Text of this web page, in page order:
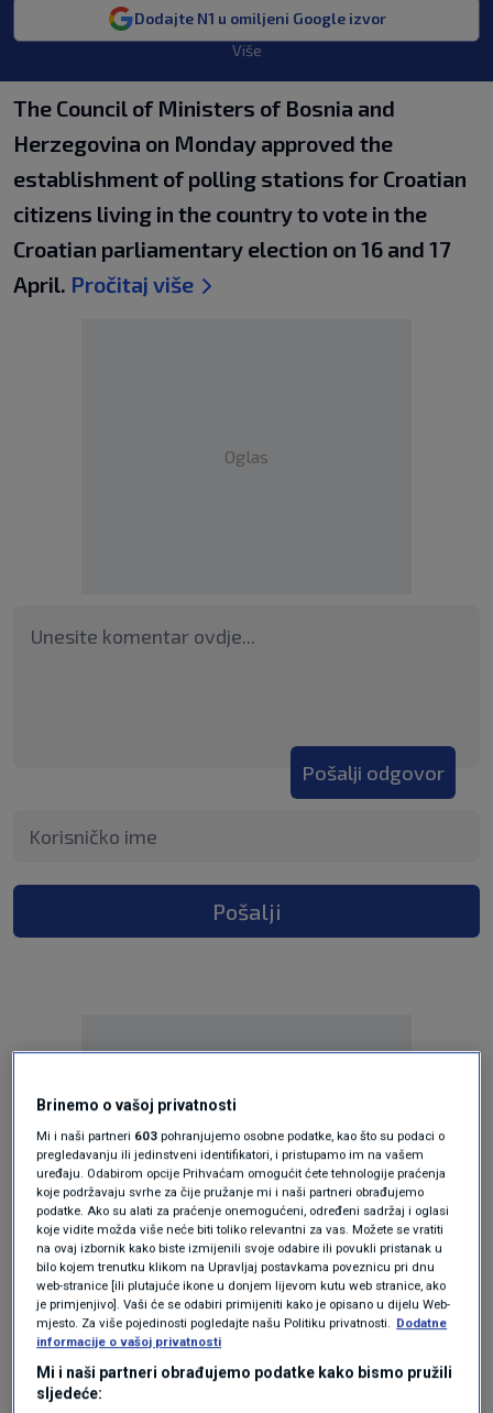
Dodajte N1 u omiljeni Google izvor
Više
The Council of Ministers of Bosnia and
Herzegovina on Monday approved the
establishment of polling stations for Croatian
citizens living in the country to vote in the
Croatian parliamentary election on 16 and 17
April. Pročitaj više
Oglas
Pošalji odgovor
Pošalji
Oglas
Brinemo o vašoj privatnosti
Mi i naši partneri 603 pohranjujemo osobne podatke, kao što su podaci o
pregledavanju ili jedinstveni identifikatori, i pristupamo im na vašem
uređaju. Odabirom opcije Prihvaćam omogućit ćete tehnologije praćenja
koje podržavaju svrhe za čije pružanje mi i naši partneri obrađujemo
podatke. Ako su alati za praćenje onemogućeni, određeni sadržaj i oglasi
koje vidite možda više neće biti toliko relevantni za vas. Možete se vratiti
na ovaj izbornik kako biste izmijenili svoje odabire ili povukli pristanak u
bilo kojem trenutku klikom na Upravljaj postavkama poveznicu pri dnu
web-stranice [ili plutajuće ikone u donjem lijevom kutu web stranice, ako
je primjenjivo]. Vaši će se odabiri primijeniti kako je opisano u dijelu Web-
mjesto. Za više pojedinosti pogledajte našu Politiku privatnosti. Dodatne
informacije o vašoj privatnosti
Mi i naši partneri obrađujemo podatke kako bismo pružili
sljedeće: